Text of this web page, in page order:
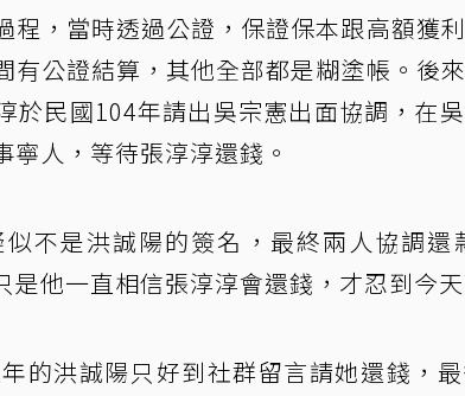
程，當時透過公證，保證保本跟高額獲
有公證結算，其他全部都是糊塗帳。後
於民國104年請出吳宗憲出面協調，在
人，等待張淳淳還錢。
不是洪誠陽的簽名，最終兩人協調還
他一直相信張淳淳會還錢，才忍到今天
的洪誠陽只好到社群留言請她還錢，